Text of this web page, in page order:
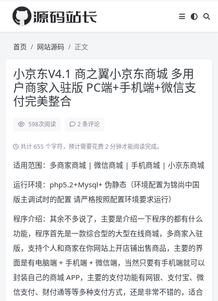
首页 网站源码 正文
小京东V4.1 商之翼小京东商城 多用
户商家入驻版 PC端+手机端+微信支
付完美整合
598次阅读 2 条评论
共计 655 个字符，预计需要花费 2 分钟才能阅读完成。
适用范围：多商家商城 | 微信商城 | 手机商城 | 小京东商城
运行环境：php5.2+Mysql+ 伪静态（环境配置为锦尚中国
版主调试时的配置 请严格按照配置环境要求运行）
程序介绍：其余不多说了，主要是介绍一下程序的都有什么
功能，程序首先是一款综合型的大型在线商城，多商家入驻
版，支持个人和商家在你网站上开店铺出售商品，主要的界
面是有电脑端 + 手机端 + 微信端，当然只要有手机端就可以
封装自己的商城 APP，主要的支付功能有网银、支付宝、微
信支付、财付通等等多种支付方式，还是非常不错的，适合